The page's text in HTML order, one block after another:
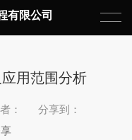
有限公司
用范围分析
：
分享到：